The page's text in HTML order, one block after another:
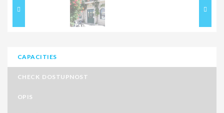
CAPACITIES
CHECK DOSTUPNOST
OPIS